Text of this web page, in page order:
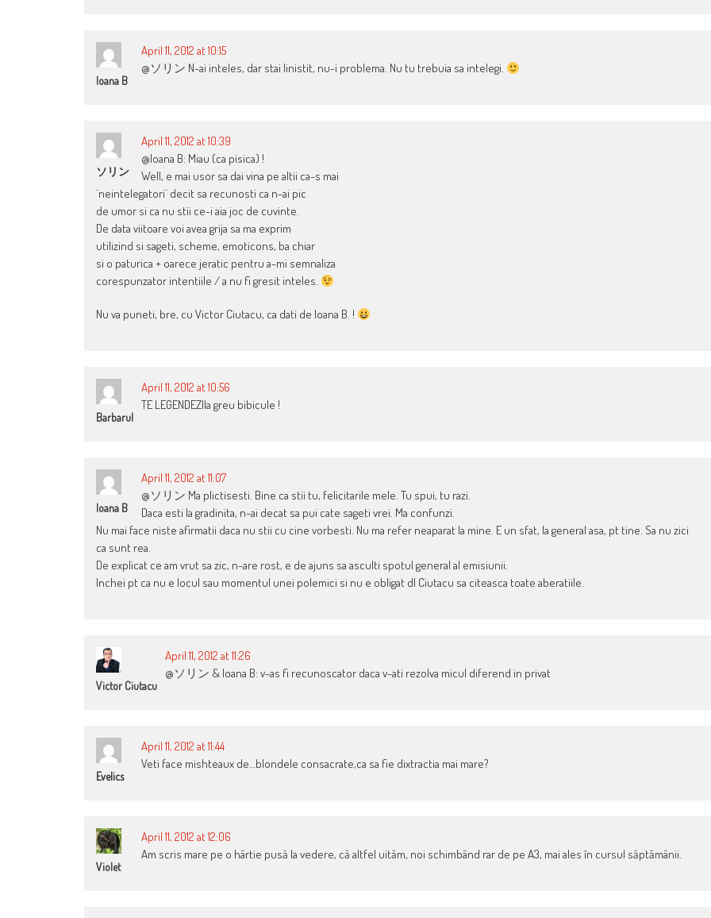
Ioana B
April 11, 2012 at 10:15
@ソリン N-ai inteles, dar stai linistit, nu-i problema. Nu tu trebuia sa intelegi.
ソリン
April 11, 2012 at 10:39
@Ioana B: Miau (ca pisica) !
Well, e mai usor sa dai vina pe altii ca-s mai
¨neintelegatori¨ decit sa recunosti ca n-ai pic
de umor si ca nu stii ce-i aia joc de cuvinte.
De data viitoare voi avea grija sa ma exprim
utilizind si sageti, scheme, emoticons, ba chiar
si o paturica + oarece jeratic pentru a-mi semnaliza
corespunzator intentiile / a nu fi gresit inteles.
Nu va puneti, bre, cu Victor Ciutacu, ca dati de Ioana B. !
Barbarul
April 11, 2012 at 10:56
TE LEGENDEZIla greu bibicule !
Ioana B
April 11, 2012 at 11:07
@ソリン Ma plictisesti. Bine ca stii tu, felicitarile mele. Tu spui, tu razi.
Daca esti la gradinita, n-ai decat sa pui cate sageti vrei. Ma confunzi.
Nu mai face niste afirmatii daca nu stii cu cine vorbesti. Nu ma refer neaparat la mine. E un sfat, la general asa, pt tine. Sa nu zici
ca sunt rea.
De explicat ce am vrut sa zic, n-are rost, e de ajuns sa asculti spotul general al emisiunii.
Inchei pt ca nu e locul sau momentul unei polemici si nu e obligat dl Ciutacu sa citeasca toate aberatiile.
Victor Ciutacu
April 11, 2012 at 11:26
@ソリン & Ioana B: v-as fi recunoscator daca v-ati rezolva micul diferend in privat
Evelics
April 11, 2012 at 11:44
Veti face mishteaux de…blondele consacrate,ca sa fie dixtractia mai mare?
Violet
April 11, 2012 at 12:06
Am scris mare pe o hârtie pusă la vedere, că altfel uităm, noi schimbând rar de pe A3, mai ales în cursul săptămânii.